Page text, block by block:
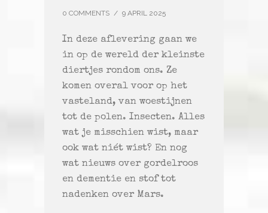
0 COMMENTS / 9 APRIL 2025
In deze aflevering gaan we
in op de wereld der kleinste
diertjes rondom ons. Ze
komen overal voor op het
vasteland, van woestijnen
tot de polen. Insecten. Alles
wat je misschien wist, maar
ook wat niét wist? En nog
wat nieuws over gordelroos
en dementie en stof tot
nadenken over Mars.